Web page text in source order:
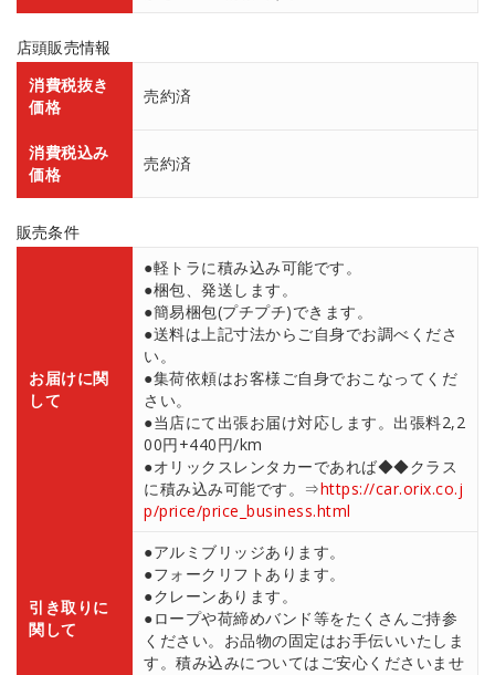
店頭販売情報
消費税抜き
価格
売約済
消費税込み
価格
売約済
販売条件
お届けに関
して
●軽トラに積み込み可能です。
●梱包、発送します。
●簡易梱包(プチプチ)できます。
●送料は上記寸法からご自身でお調べくださ
い。
●集荷依頼はお客様ご自身でおこなってくだ
さい。
●当店にて出張お届け対応します。出張料2,2
00円+440円/km
●オリックスレンタカーであれば◆◆クラス
に積み込み可能です。⇒https://car.orix.co.j
p/price/price_business.html
引き取りに
関して
●アルミブリッジあります。
●フォークリフトあります。
●クレーンあります。
●ロープや荷締めバンド等をたくさんご持参
ください。お品物の固定はお手伝いいたしま
す。積み込みについてはご安心くださいませ